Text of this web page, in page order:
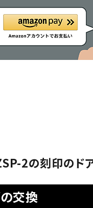
海外製の玄関
レバーハン
ドル錠の交
換
南京錠
2の刻印のド
交換